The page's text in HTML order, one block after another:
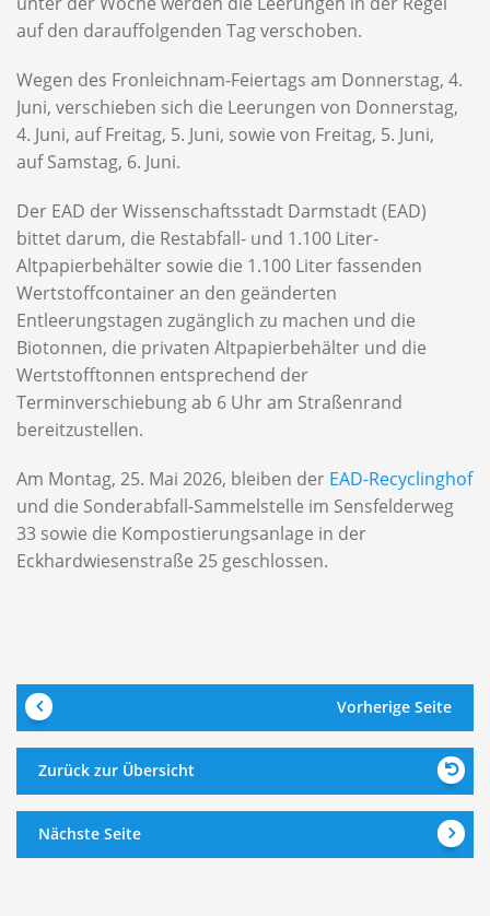
auf den darauffolgenden Tag verschoben.
Wegen des Fronleichnam-Feiertags am Donnerstag, 4.
Juni, verschieben sich die Leerungen von Donnerstag,
4. Juni, auf Freitag, 5. Juni, sowie von Freitag, 5. Juni,
auf Samstag, 6. Juni.
Der EAD der Wissenschaftsstadt Darmstadt (EAD)
bittet darum, die Restabfall- und 1.100 Liter-
Altpapierbehälter sowie die 1.100 Liter fassenden
Wertstoffcontainer an den geänderten
Entleerungstagen zugänglich zu machen und die
Biotonnen, die privaten Altpapierbehälter und die
Wertstofftonnen entsprechend der
Terminverschiebung ab 6 Uhr am Straßenrand
bereitzustellen.
Am Montag, 25. Mai 2026, bleiben der EAD-Recyclinghof
und die Sonderabfall-Sammelstelle im Sensfelderweg
33 sowie die Kompostierungsanlage in der
Eckhardwiesenstraße 25 geschlossen.
Vorherige Seite
Zurück zur Übersicht
Nächste Seite